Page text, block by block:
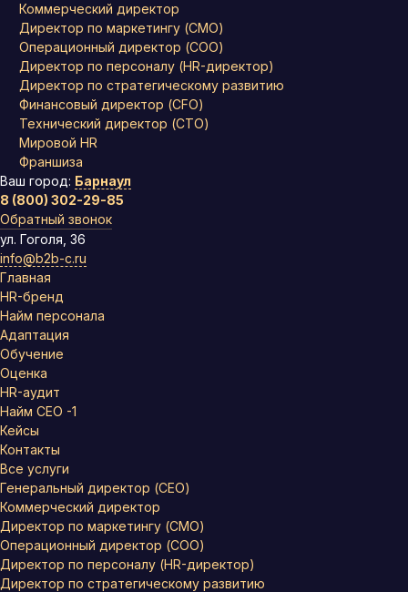
Коммерческий директор
Директор по маркетингу (CMO)
Операционный директор (COO)
Директор по персоналу (HR-директор)
Директор по стратегическому развитию
Финансовый директор (CFO)
Технический директор (CTO)
Мировой HR
Франшиза
Ваш город: Барнаул
8 (800) 302-29-85
Обратный звонок
ул. Гоголя, 36
info@b2b-c.ru
Главная
HR-бренд
Найм персонала
Адаптация
Обучение
Оценка
HR-аудит
Найм СЕО -1
Кейсы
Контакты
Все услуги
Генеральный директор (CEO)
Коммерческий директор
Директор по маркетингу (CMO)
Операционный директор (COO)
Директор по персоналу (HR-директор)
Директор по стратегическому развитию